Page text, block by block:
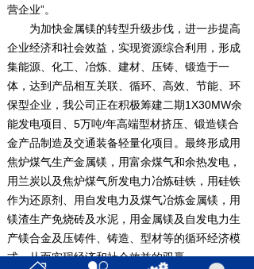
营企业”。
为加快金属镁的转型升级步伐，进一步提高
企业经济和社会效益，实现资源综合利用，形成
集能源、化工、冶炼、建材、压铸、锻造于一
体，达到产品相互关联、循环、高效、节能、环
保型企业，我公司正在积极筹建二期1X30MW余
能发电项目、5万吨/年高端型材挤压、锻造镁合
金产品制造及交通装备轻量化项目。最终形成用
焦炉煤气生产金属镁，用富余煤气和余热发电，
用兰炭以及焦炉煤气所发电力冶炼硅铁，用硅铁
作为还原剂、用自发电力及煤气冶炼金属镁，用
镁渣生产免烧砖及水泥，用金属镁及自发电力生
产镁合金及压铸件、铸造、型材等的循环经济模
式，从而实现经济和社会效益的双赢。